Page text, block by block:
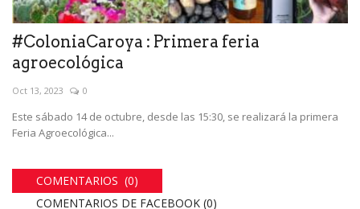
#ColoniaCaroya : Primera feria
agroecológica
Oct 13, 2023 0
Este sábado 14 de octubre, desde las 15:30, se realizará la primera
Feria Agroecológica...
COMENTARIOS (0)
COMENTARIOS DE FACEBOOK (0)